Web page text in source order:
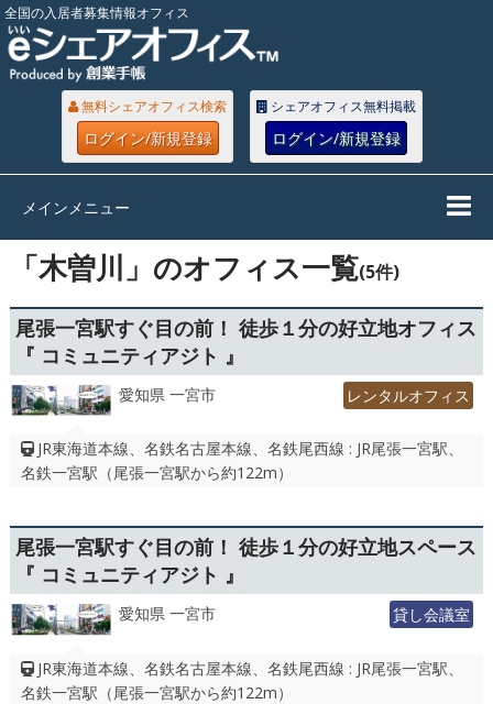
全国の入居者募集情報オフィス
無料シェアオフィス検索
ログイン/新規登録
シェアオフィス無料掲載
ログイン/新規登録
メインメニュー
「木曽川」のオフィス一覧(5件)
尾張一宮駅すぐ目の前！ 徒歩１分の好立地オフィス
『 コミュニティアジト 』
愛知県 一宮市 レンタルオフィス
JR東海道本線、名鉄名古屋本線、名鉄尾西線 : JR尾張一宮駅、
名鉄一宮駅（尾張一宮駅から約122m）
尾張一宮駅すぐ目の前！ 徒歩１分の好立地スペース
『 コミュニティアジト 』
愛知県 一宮市 貸し会議室
JR東海道本線、名鉄名古屋本線、名鉄尾西線 : JR尾張一宮駅、
名鉄一宮駅（尾張一宮駅から約122m）